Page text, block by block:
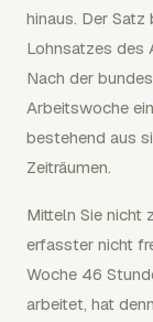
hinaus. Der
Lohnsatzes des
Nach der
Arbeitswoche
bestehend aus
Zeiträumen.
Mitteln Sie nicht
erfasster nicht
Woche 46
arbeitet, hat